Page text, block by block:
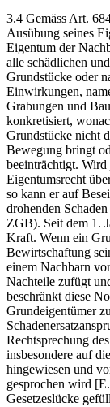
3.4 Gemäss Art.
Ausübung seines
Eigentum der
alle schädlichen
Grundstücke oder
Einwirkungen,
Grabungen und
konkretisiert,
Grundstücke nicht
Bewegung bringt
beeinträchtigt. Wird
Eigentumsrecht
so kann er auf
drohenden
ZGB). Seit dem 1.
Kraft. Wenn ein
Bewirtschaftung
einem Nachbarn
Nachteile zufügt
beschränkt diese
Grundeigentümer
Rechtsprechung
insbesondere auf
hingewiesen und
gesprochen wird
Gesetzeslücke